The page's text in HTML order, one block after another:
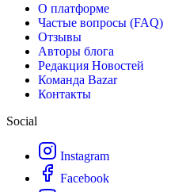
О платформе
Частые вопросы (FAQ)
Отзывы
Авторы блога
Редакция Новостей
Команда Bazar
Контакты
Social
Instagram
Facebook